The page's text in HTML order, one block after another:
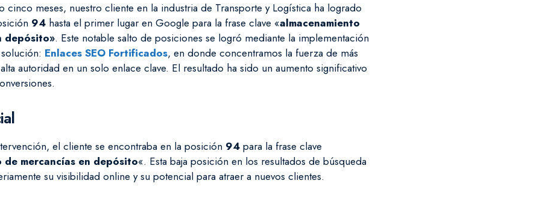
cinco meses, nuestro cliente en la industria de Transporte y Logística ha logrado
94 hasta el primer lugar en Google para la frase clave «almacenamiento
depósito». Este notable salto de posiciones se logró mediante la implementación
Enlaces SEO Fortificados, en donde concentramos la fuerza de más
autoridad en un solo enlace clave. El resultado ha sido un aumento significativo
el cliente se encontraba en la posición 94 para la frase clave
de mercancías en depósito«. Esta baja posición en los resultados de búsqueda
su visibilidad online y su potencial para atraer a nuevos clientes.